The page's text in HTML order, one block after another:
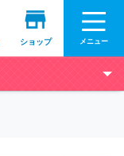
ショップ メニュー